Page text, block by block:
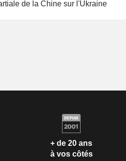
de la Chine sur l'Ukraine
+ de 20 ans
à vos côtés